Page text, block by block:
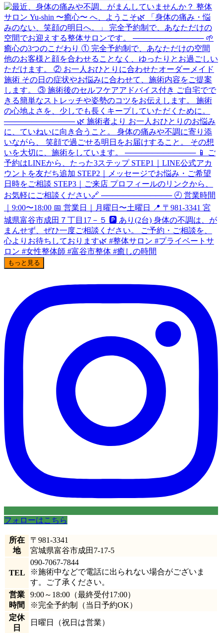
もっと見る
フォローはこちら
所在
地
〒981-3341
宮城県富谷市成田7-17-5
TEL
090-7067-7844
※施術中などで電話に出られない場合がございま
す。ご了承ください。
営業
時間
9:00～18:00 （最終受付17:00）
※完全予約制（当日予約OK）
定休
日
日曜日 （祝日は営業）